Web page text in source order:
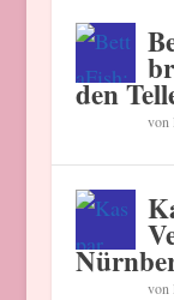
den
von
von